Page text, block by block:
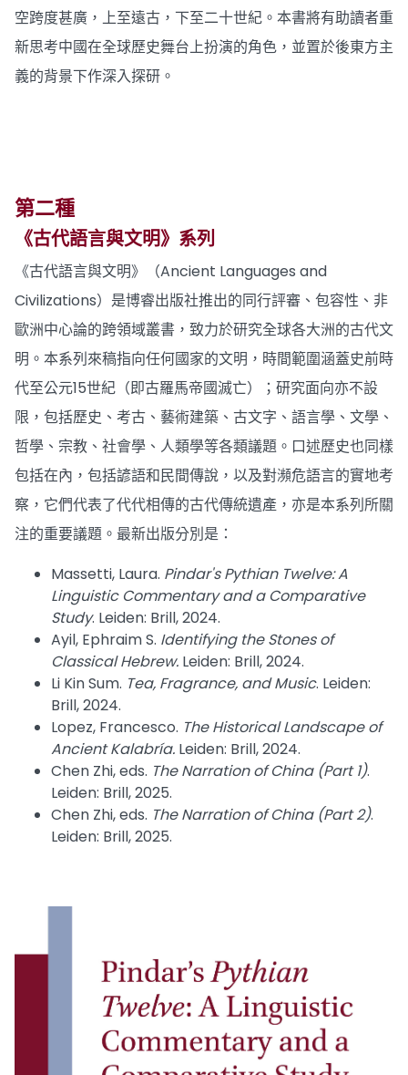
空跨度甚廣，上至遠古，下至二十世紀。本書將有助讀者重
新思考中國在全球歷史舞台上扮演的角色，並置於後東方主
義的背景下作深入探研。
第二種
《古代語言與文明》系列
《古代語言與文明》（Ancient Languages and
Civilizations）是博睿出版社推出的同行評審、包容性、非
歐洲中心論的跨領域叢書，致力於研究全球各大洲的古代文
明。本系列來稿指向任何國家的文明，時間範圍涵蓋史前時
代至公元15世紀（即古羅馬帝國滅亡）；研究面向亦不設
限，包括歷史、考古、藝術建築、古文字、語言學、文學、
哲學、宗教、社會學、人類學等各類議題。口述歷史也同樣
包括在內，包括諺語和民間傳說，以及對瀕危語言的實地考
察，它們代表了代代相傳的古代傳統遺產，亦是本系列所關
注的重要議題。最新出版分別是：
Massetti, Laura. Pindar's Pythian Twelve: A
Linguistic Commentary and a Comparative
Study. Leiden: Brill, 2024.
Ayil, Ephraim S. Identifying the Stones of
Classical Hebrew. Leiden: Brill, 2024.
Li Kin Sum. Tea, Fragrance, and Music. Leiden:
Brill, 2024.
Lopez, Francesco. The Historical Landscape of
Ancient Kalabría. Leiden: Brill, 2024.
Chen Zhi, eds. The Narration of China (Part 1).
Leiden: Brill, 2025.
Chen Zhi, eds. The Narration of China (Part 2).
Leiden: Brill, 2025.